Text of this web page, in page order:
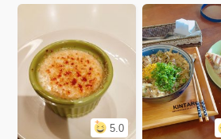
5.0